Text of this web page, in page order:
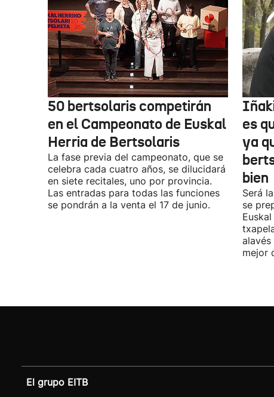
50 bertsolaris competirán
en el Campeonato de Euskal
Herria de Bertsolaris
La fase previa del campeonato, que se
celebra cada cuatro años, se dilucidará
en siete recitales, uno por provincia.
Las entradas para todas las funciones
se pondrán a la venta el 17 de junio.
es
ya
bien
Será
se
mejor
El grupo EITB